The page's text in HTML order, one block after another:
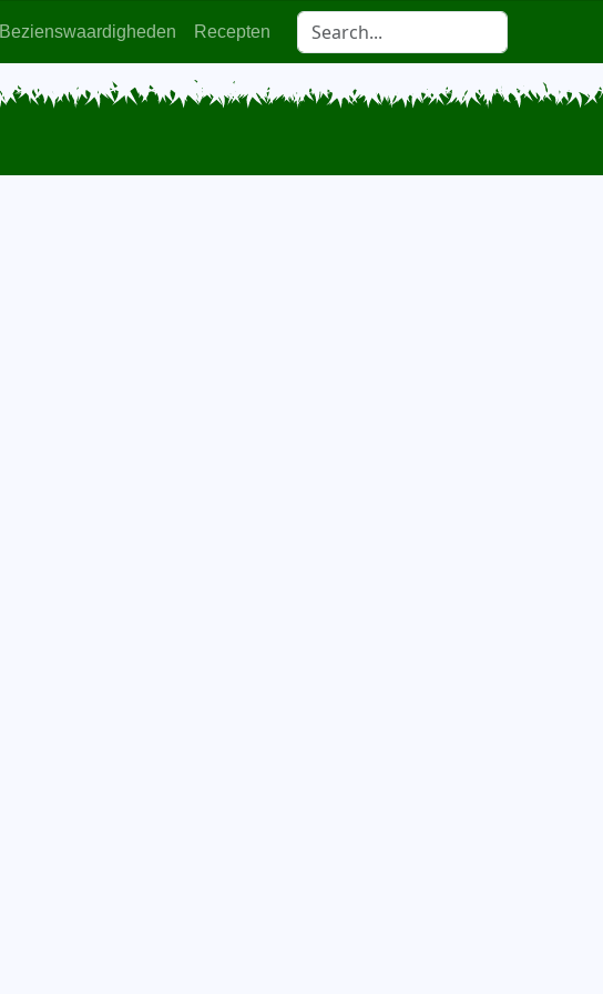
Bezienswaardigheden Recepten